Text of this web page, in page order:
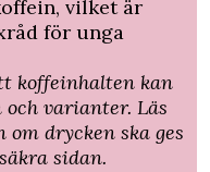
vilket är
för unga
koffeinhalten kan
varianter. Läs
drycken ska ges
sidan.